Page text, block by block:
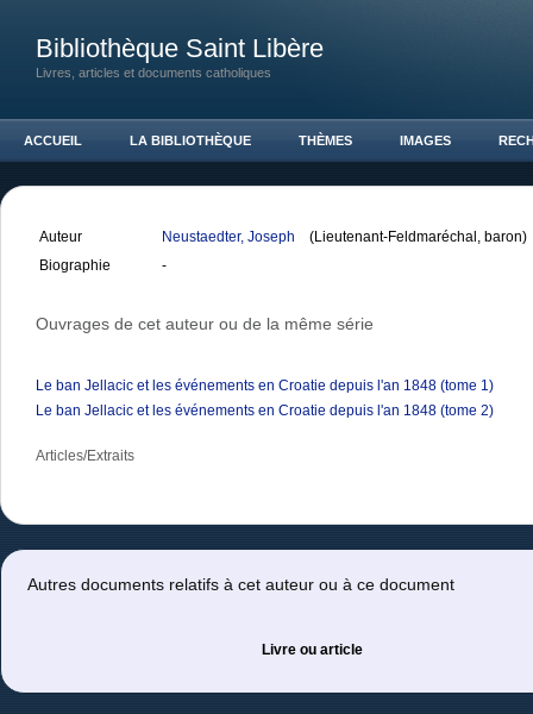
Bibliothèque Saint Libère
Livres, articles et documents catholiques
ACCUEIL LA BIBLIOTHÈQUE THÈMES IMAGES
Auteur Neustaedter, Joseph
(Lieutenant-Feldmaréchal, baron)
Biographie
-
Ouvrages de cet auteur ou de la même série
Le ban Jellacic et les événements en Croatie depuis l'an 1848 (tome 1)
Le ban Jellacic et les événements en Croatie depuis l'an 1848 (tome 2)
Articles/Extraits
Autres documents relatifs à cet auteur ou à ce document
Livre ou article